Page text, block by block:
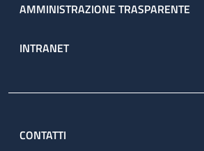
AMMINISTRAZIONE TRASPARENTE
INTRANET
CONTATTI